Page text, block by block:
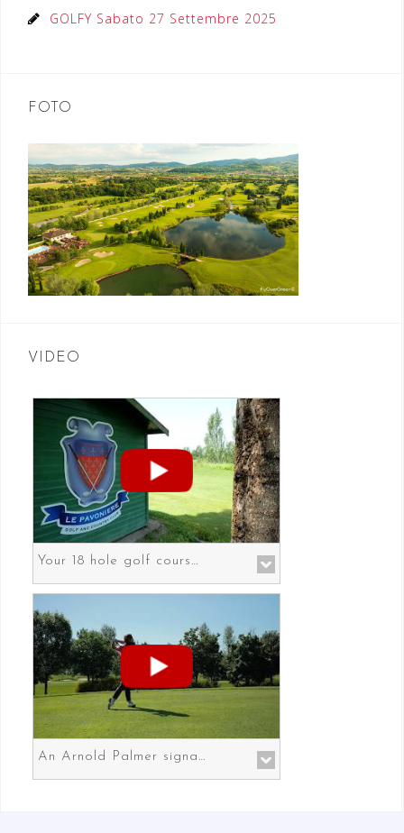
GOLFY Sabato 27 Settembre 2025
FOTO
VIDEO
Your 18 hole golf course in Prato the gateway to Florence
An Arnold Palmer signature course in Prato the gateway to Florence